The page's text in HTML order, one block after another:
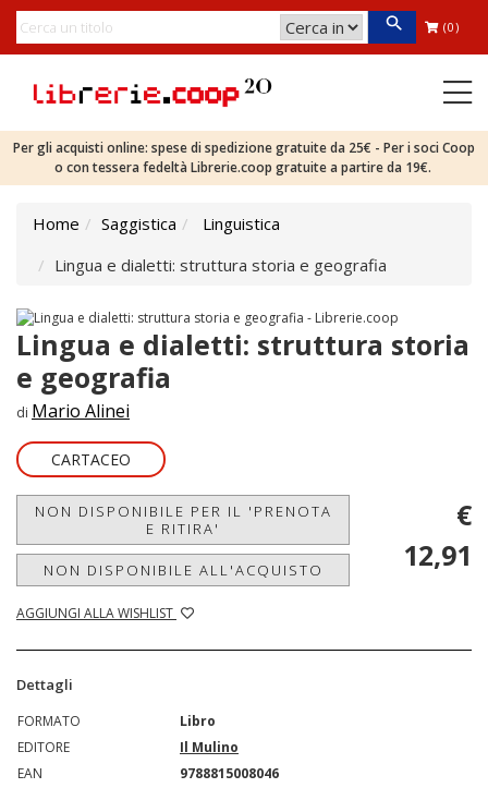
(0)
Per gli acquisti online: spese di spedizione gratuite da 25€ - Per i soci Coop
o con tessera fedeltà Librerie.coop gratuite a partire da 19€.
Home Saggistica
Linguistica
Lingua e dialetti: struttura storia e geografia
Lingua e dialetti: struttura storia
e geografia
di Mario Alinei
CARTACEO
NON DISPONIBILE PER IL 'PRENOTA
E RITIRA'
NON DISPONIBILE ALL'ACQUISTO
AGGIUNGI ALLA WISHLIST
€
12,91
Dettagli
FORMATO
Libro
EDITORE
Il Mulino
EAN
9788815008046